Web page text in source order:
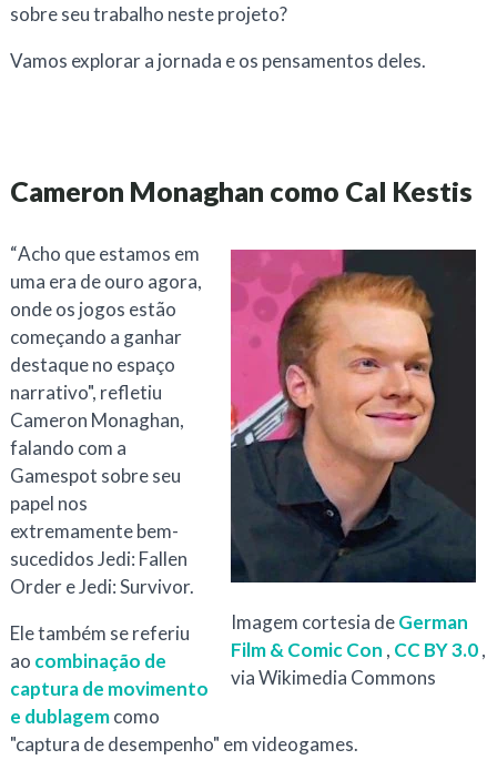
sobre seu trabalho neste projeto?
Vamos explorar a jornada e os pensamentos deles.
Cameron Monaghan como Cal Kestis
Imagem cortesia deGerman
Film & Comic Con , CC BY 3.0,
via Wikimedia Commons
“Acho que estamos em
uma era de ouro agora,
onde os jogos estão
começando a ganhar
destaque no espaço
narrativo", refletiu
Cameron Monaghan,
falando com a
Gamespot sobre seu
papel nos
extremamente bem-
sucedidos Jedi: Fallen
Order e Jedi: Survivor.
Ele também se referiu
ao combinação de
captura de movimento
e dublagemcomo
"captura de desempenho" em videogames.